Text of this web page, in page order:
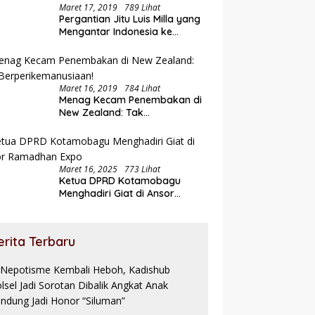
Maret 17, 2019 789 Lihat
Pergantian Jitu Luis Milla yang
Mengantar Indonesia ke
Maret 16, 2019 784 Lihat
Menag Kecam Penembakan di
New Zealand: Tak
Maret 16, 2025 773 Lihat
Ketua DPRD Kotamobagu
Menghadiri Giat di Ansor
Terbaru